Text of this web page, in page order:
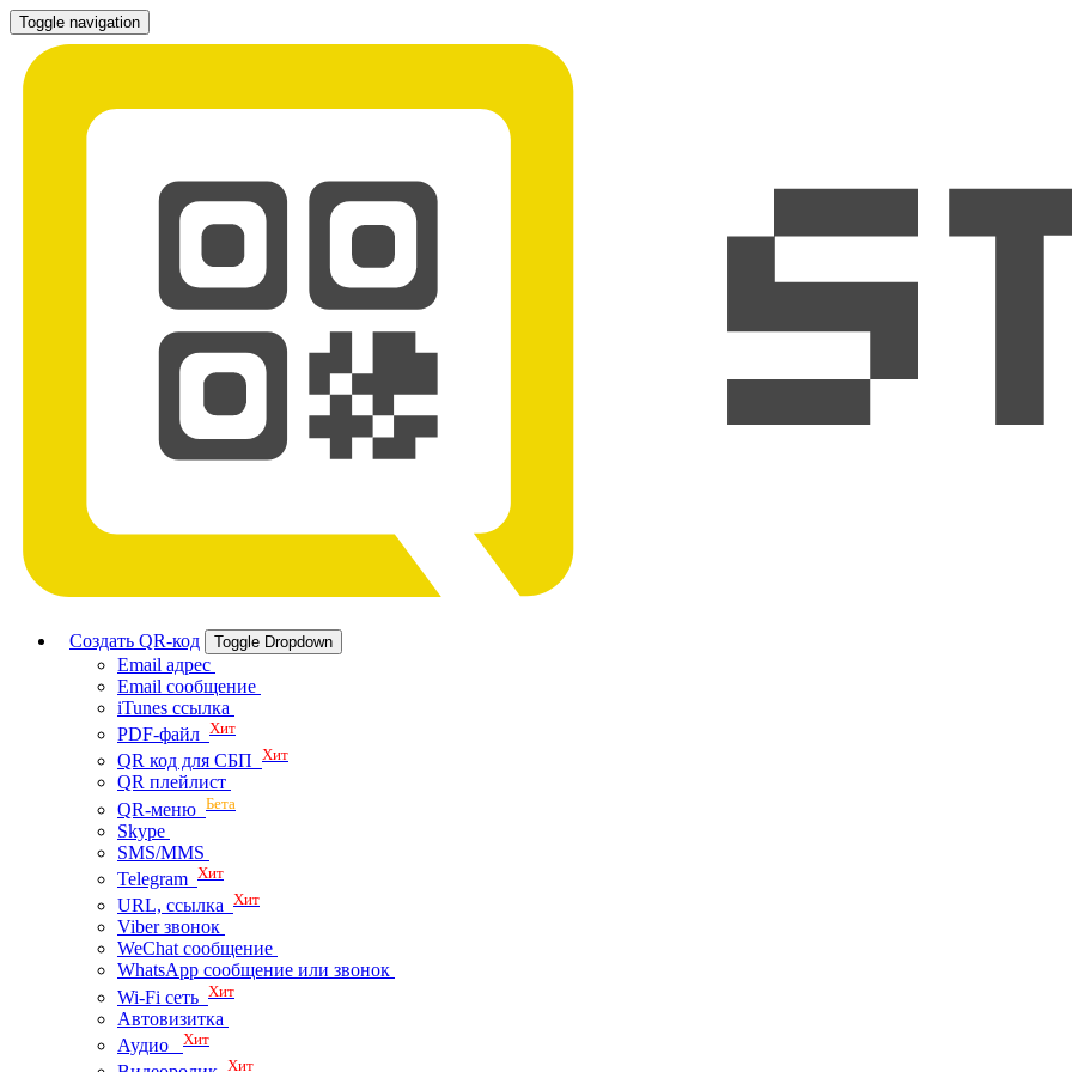
Toggle navigation
Создать QR-код Toggle Dropdown
Email адрес
Email сообщение
iTunes ссылка
PDF-файл Хит
QR код для СБП Хит
QR плейлист
QR-меню Бета
Skype
SMS/MMS
Telegram Хит
URL, ссылка Хит
Viber звонок
WeChat сообщение
WhatsApp сообщение или звонок
Wi-Fi сеть Хит
Автовизитка
Аудио Хит
Хит